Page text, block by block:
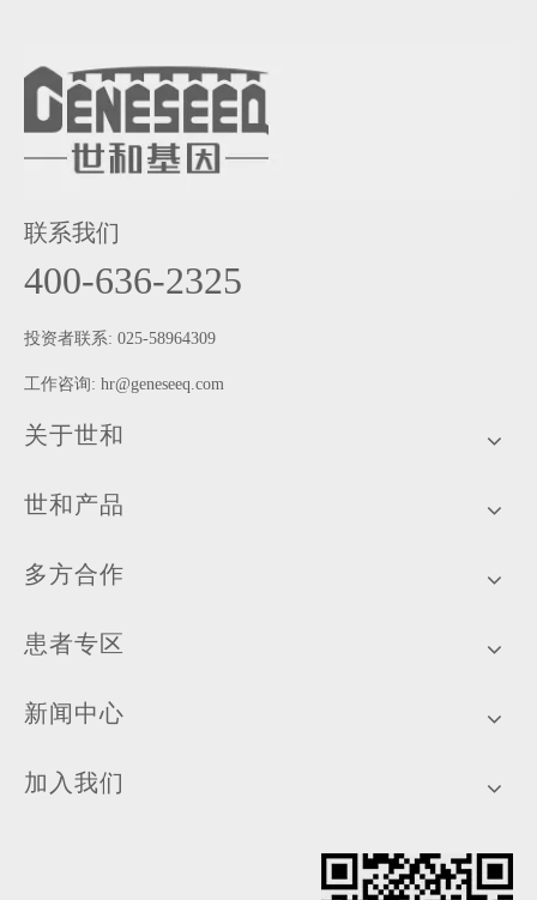
联系我们
400-636-2325
投资者联系: 025-58964309
工作咨询: hr@geneseeq.com
关于世和
世和产品
多方合作
患者专区
新闻中心
加入我们